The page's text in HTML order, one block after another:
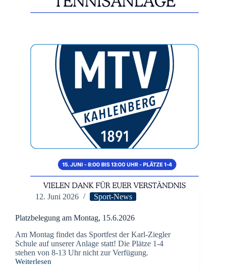
12. Juni 2026 Sport-News
Platzbelegung am Montag, 15.6.2026
Am Montag findet das Sportfest der Karl-Ziegler
Schule auf unserer Anlage statt! Die Plätze 1-4
stehen von 8-13 Uhr nicht zur Verfügung.
Weiterlesen
Platzbelegung